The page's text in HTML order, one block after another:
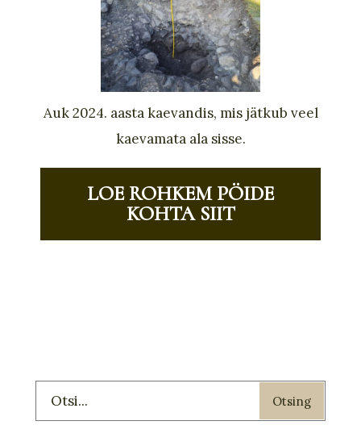
Auk 2024. aasta kaevandis, mis jätkub veel
kaevamata ala sisse.
LOE ROHKEM PÖIDE
KOHTA SIIT
Otsing